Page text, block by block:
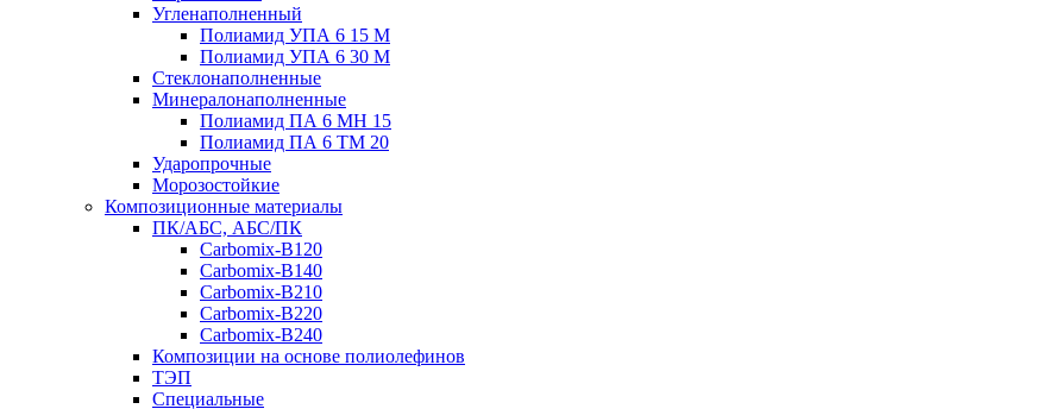
Угленаполненный
Полиамид УПА 6 15 М
Полиамид УПА 6 30 М
Стеклонаполненные
Минералонаполненные
Полиамид ПА 6 МН 15
Полиамид ПА 6 ТМ 20
Ударопрочные
Морозостойкие
Композиционные материалы
ПК/АБС, АБС/ПК
Carbomix-В120
Carbomix-В140
Carbomix-В210
Carbomix-В220
Carbomix-В240
Композиции на основе полиолефинов
ТЭП
Специальные